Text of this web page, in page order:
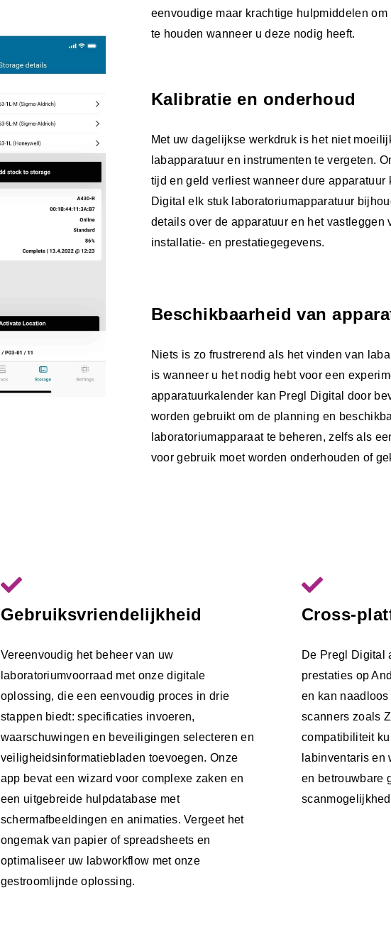
eenvoudige maar krachtige hulpmiddelen
te houden wanneer u deze nodig heeft.
Kalibratie en onderhoud
Met uw dagelijkse werkdruk is het niet
labapparatuur en instrumenten te vergeten.
tijd en geld verliest wanneer dure apparatuur
Digital elk stuk laboratoriumapparatuur
details over de apparatuur en het vastleggen
installatie- en prestatiegegevens.
Beschikbaarheid van
Niets is zo frustrerend als het vinden van
is wanneer u het nodig hebt voor een
apparatuurkalender kan Pregl Digital door
worden gebruikt om de planning en
laboratoriumapparaat te beheren, zelfs als
voor gebruik moet worden onderhouden of
Gebruiksvriendelijkheid
Vereenvoudig het beheer van uw
laboratoriumvoorraad met onze digitale
oplossing, die een eenvoudig proces in drie
stappen biedt: specificaties invoeren,
waarschuwingen en beveiligingen selecteren en
veiligheidsinformatiebladen toevoegen. Onze
app bevat een wizard voor complexe zaken en
een uitgebreide hulpdatabase met
schermafbeeldingen en animaties. Vergeet het
ongemak van papier of spreadsheets en
optimaliseer uw labworkflow met onze
gestroomlijnde oplossing.
Cross-
De Pregl Digital
prestaties op
en kan
scanners zoals
compatibiliteit
labinventaris en
en betrouwbare